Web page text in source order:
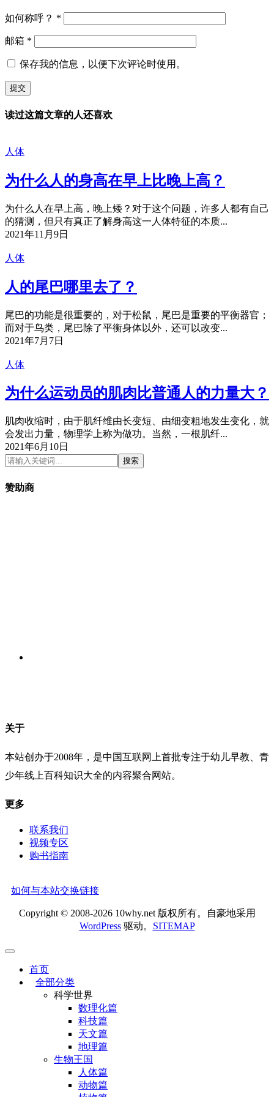
如何称呼？ *
邮箱 *
保存我的信息，以便下次评论时使用。
读过这篇文章的人还喜欢
人体
为什么人的身高在早上比晚上高？
为什么人在早上高，晚上矮？对于这个问题，许多人都有自己
的猜测，但只有真正了解身高这一人体特征的本质...
2021年11月9日
人体
人的尾巴哪里去了？
尾巴的功能是很重要的，对于松鼠，尾巴是重要的平衡器官；
而对于鸟类，尾巴除了平衡身体以外，还可以改变...
2021年7月7日
人体
为什么运动员的肌肉比普通人的力量大？
肌肉收缩时，由于肌纤维由长变短、由细变粗地发生变化，就
会发出力量，物理学上称为做功。当然，一根肌纤...
2021年6月10日
搜索
赞助商
关于
本站创办于2008年，是中国互联网上首批专注于幼儿早教、青
少年线上百科知识大全的内容聚合网站。
更多
联系我们
视频专区
购书指南
如何与本站交换链接
Copyright © 2008-2026 10why.net 版权所有。自豪地采用
WordPress驱动。 SITEMAP
首页
全部分类
科学世界
数理化篇
科技篇
天文篇
地理篇
生物王国
人体篇
动物篇